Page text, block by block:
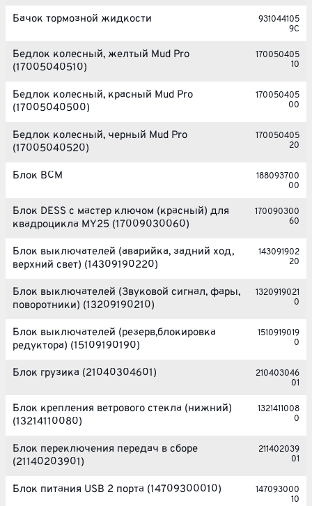
Бачок тормозной жидкости
931044105
9C
Бедлок колесный, желтый Mud Pro
(17005040510)
170050405
10
Бедлок колесный, красный Mud Pro
(17005040500)
170050405
00
Бедлок колесный, черный Mud Pro
(17005040520)
170050405
20
Блок BCM
188093700
00
Блок DESS с мастер ключом (красный) для
квадроцикла MY25 (17009030060)
170090300
60
Блок выключателей (аварийка, задний ход,
верхний свет) (14309190220)
143091902
20
Блок выключателей (Звуковой сигнал, фары,
поворотники) (13209190210)
1320919021
0
Блок выключателей (резерв,блокировка
редуктора) (15109190190)
1510919019
0
Блок грузика (21040304601)
210403046
01
Блок крепления ветрового стекла (нижний)
(13214110080)
1321411008
0
Блок переключения передач в сборе
(21140203901)
211402039
01
Блок питания USB 2 порта (14709300010)
147093000
10